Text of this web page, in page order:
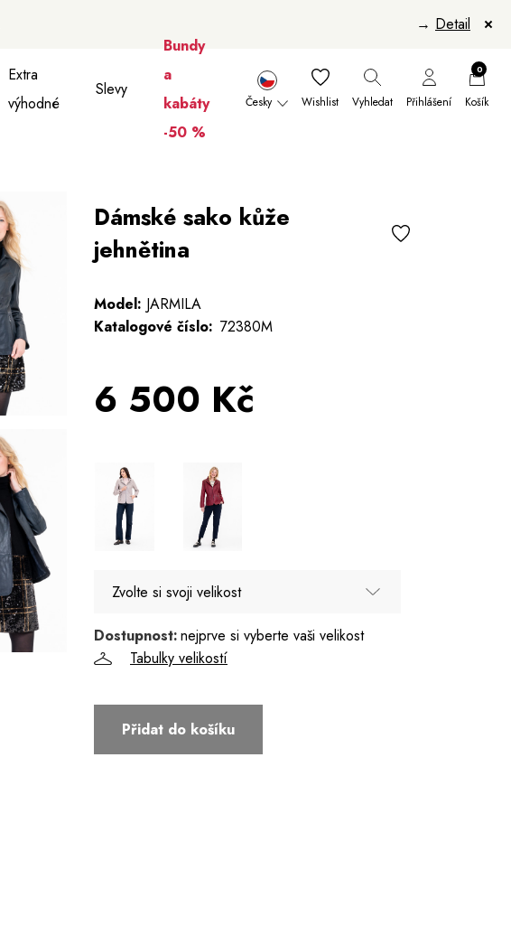
→ Detail
Extra
výhodné
Slevy
Bundy
a
kabáty
-50 %
Česky Wishlist Vyhledat Přihlášení
0
Košík
Dámské sako kůže
jehnětina
Model: JARMILA
Katalogové číslo: 72380M
6 500 Kč
Zvolte si svoji velikost
36 - Poslední kus
48
Dostupnost:nejprve si vyberte vaši velikost
Tabulky velikostí
Přidat do košíku